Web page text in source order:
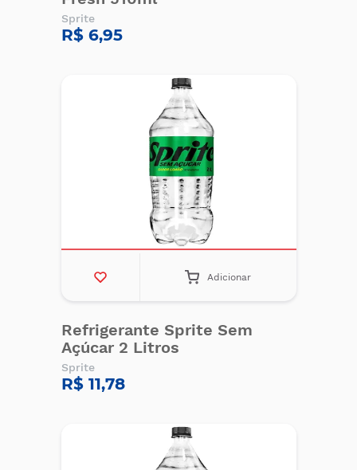
Sprite
R$ 6,95
Adicionar
Refrigerante Sprite Sem
Açúcar 2 Litros
Sprite
R$ 11,78